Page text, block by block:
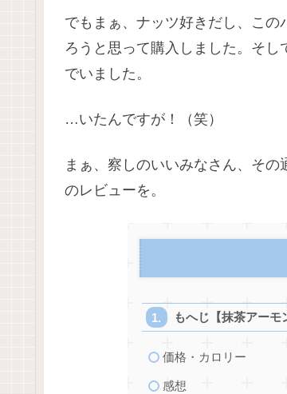
でもまぁ、ナッツ好きだし、この
ろうと思って購入しました。そ
でいました。
…いたんですが！（笑）
まぁ、察しのいいみなさん、そ
のレビューを。
もへじ【抹茶アーモ
価格・カロリー
感想